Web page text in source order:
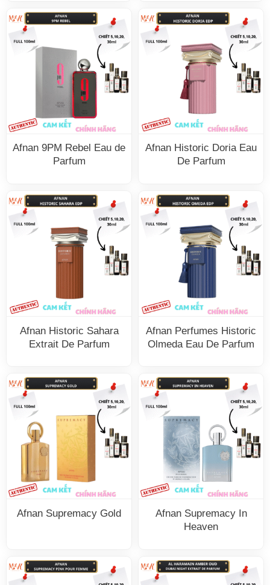
Afnan 9PM Rebel Eau de
Parfum
Afnan Historic Doria Eau
De Parfum
Afnan Historic Sahara
Extrait De Parfum
Afnan Perfumes Historic
Olmeda Eau De Parfum
Afnan Supremacy Gold
Afnan Supremacy In
Heaven